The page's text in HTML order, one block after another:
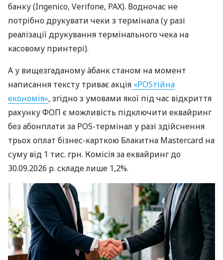
банку (Ingenico, Verifone, PAX). Водночас не
потрібно друкувати чеки з термінала (у разі
реалізації друкування термінального чека на
касовому принтері).
А у вищезгаданому àбанк станом на момент
написання тексту триває акція «POSтійна
економія», згідно з умовами якої під час відкриття
рахунку ФОП є можливість підключити еквайринг
без абонплати за POS-термінал у разі здійснення
трьох оплат бізнес-карткою Блакитна Mastercard на
суму від 1 тис. грн. Комісія за еквайринг до
30.09.2026 р. складе лише 1,2%.